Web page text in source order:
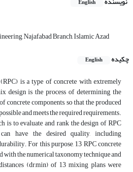
English
Najafabad Branch, Islamic Azad
چکیده
English
is a type of concrete with extremely
design is the process of determining the
concrete components, so that the produced
and meets the required requirements.
is to evaluate and rank the design of RPC
have the desired quality, including
For this purpose, 13 RPC concrete
with the numerical taxonomy technique and
(dr,min) of 13 mixing plans were